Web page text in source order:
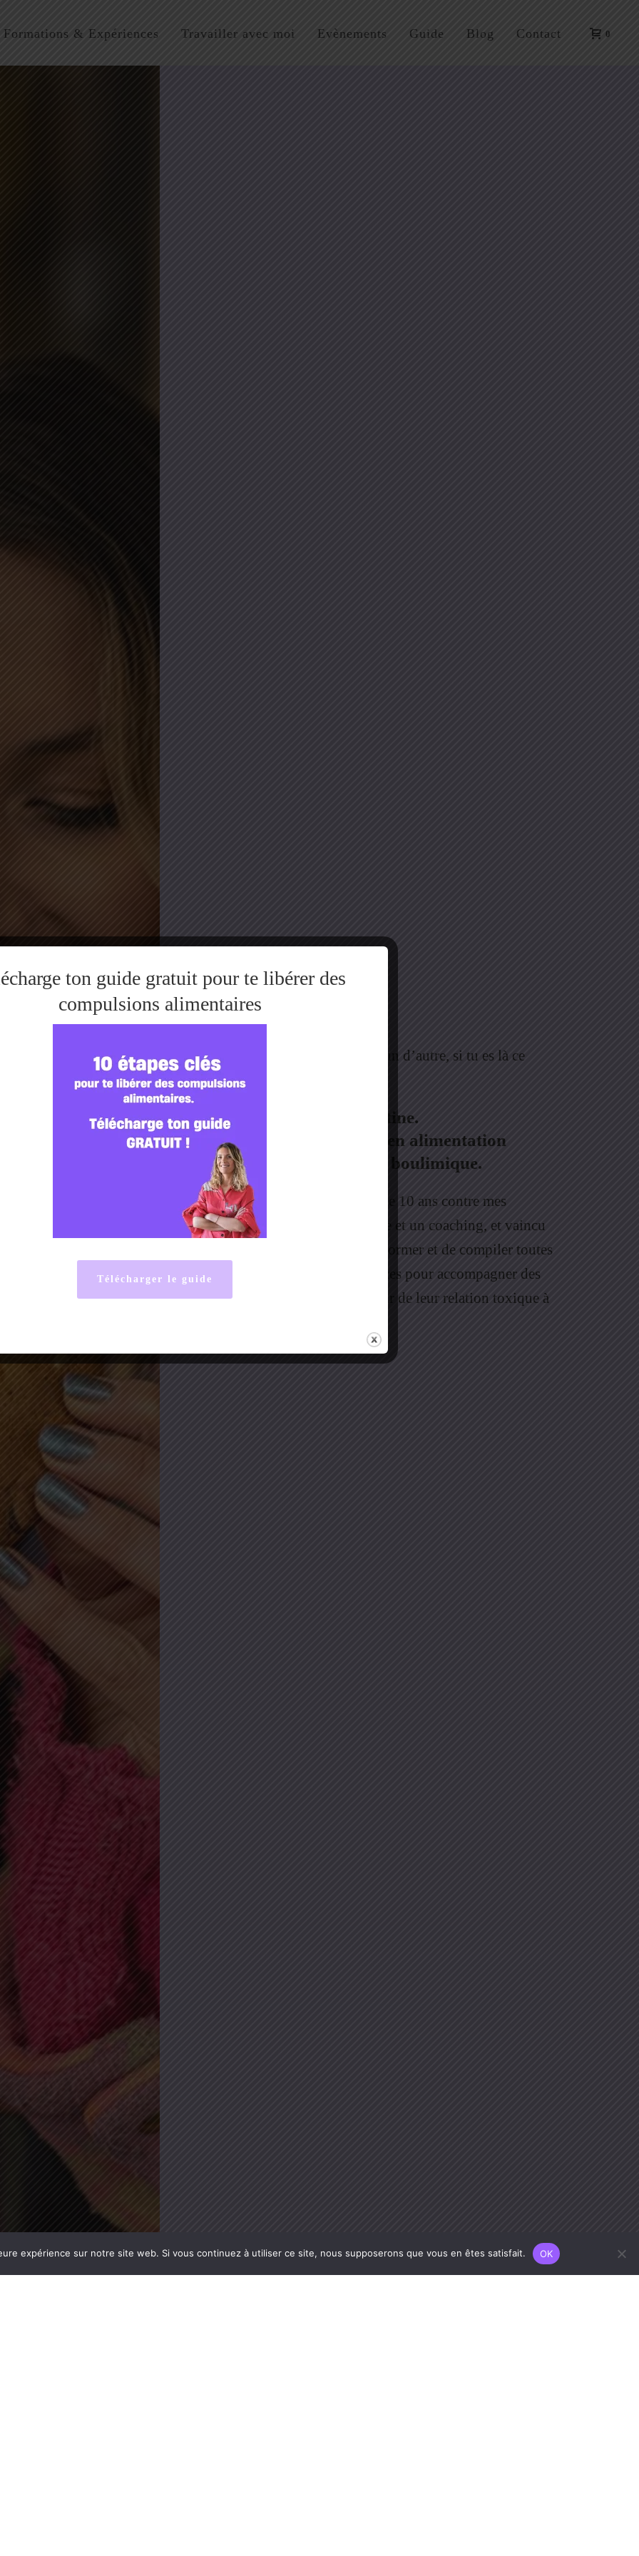
Formations & Expériences Travailler avec moi Evènements Guide Blog Contact 0
Que ce soit pour toi ou quelqu’un d’autre, si tu es là ce
n’est pas par hasard.
Alors voilà, moi c’est Justine.
Je suis Coach spécialisée en alimentation
émotionnelle, et ancienne boulimique.
Après avoir lutté pendant plus de 10 ans contre mes
démons, avoir suivi une thérapie et un coaching, et vaincu
ma boulimie, j’ai décidé de me former et de compiler toutes
mes connaissances et compétences pour accompagner des
hommes et des femmes à se sortir de leur relation toxique à
expérience sur notre site web. Si vous continuez à utiliser ce site, nous supposerons que vous en êtes satisfait. OK
ton guide gratuit pour te libérer des
compulsions alimentaires
Télécharger le guide